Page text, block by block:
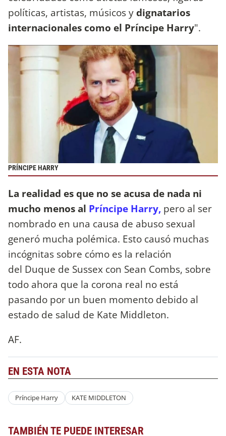
políticas, artistas, músicos ydignatarios
internacionales como el Príncipe Harry".
PRÍNCIPE HARRY
La realidad es que no se acusa de nada ni
mucho menos al Príncipe Harry, pero al ser
nombrado en una causa de abuso sexual
generó mucha polémica. Esto causó muchas
incógnitas sobre cómo es la relación
del Duque de Sussex con Sean Combs, sobre
todo ahora que la corona real no está
pasando por un buen momento debido al
estado de salud de Kate Middleton.
AF.
EN ESTA NOTA
Príncipe Harry KATE MIDDLETON
TAMBIÉN TE PUEDE INTERESAR